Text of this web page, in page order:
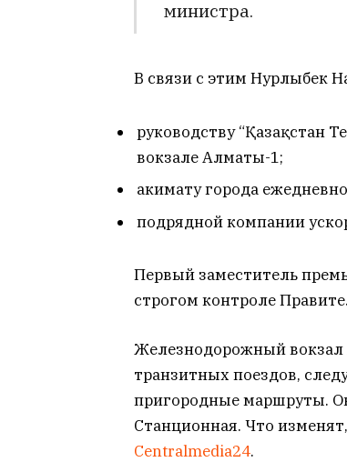
министра.
В связи с этим Нурлыбек
руководству “Қазақстан
вокзале Алматы-1;
акимату города
подрядной компании
Первый заместитель
строгом контроле
Железнодорожный
транзитных поездов,
пригородные маршруты.
Станционная. Что
Centralmedia24.